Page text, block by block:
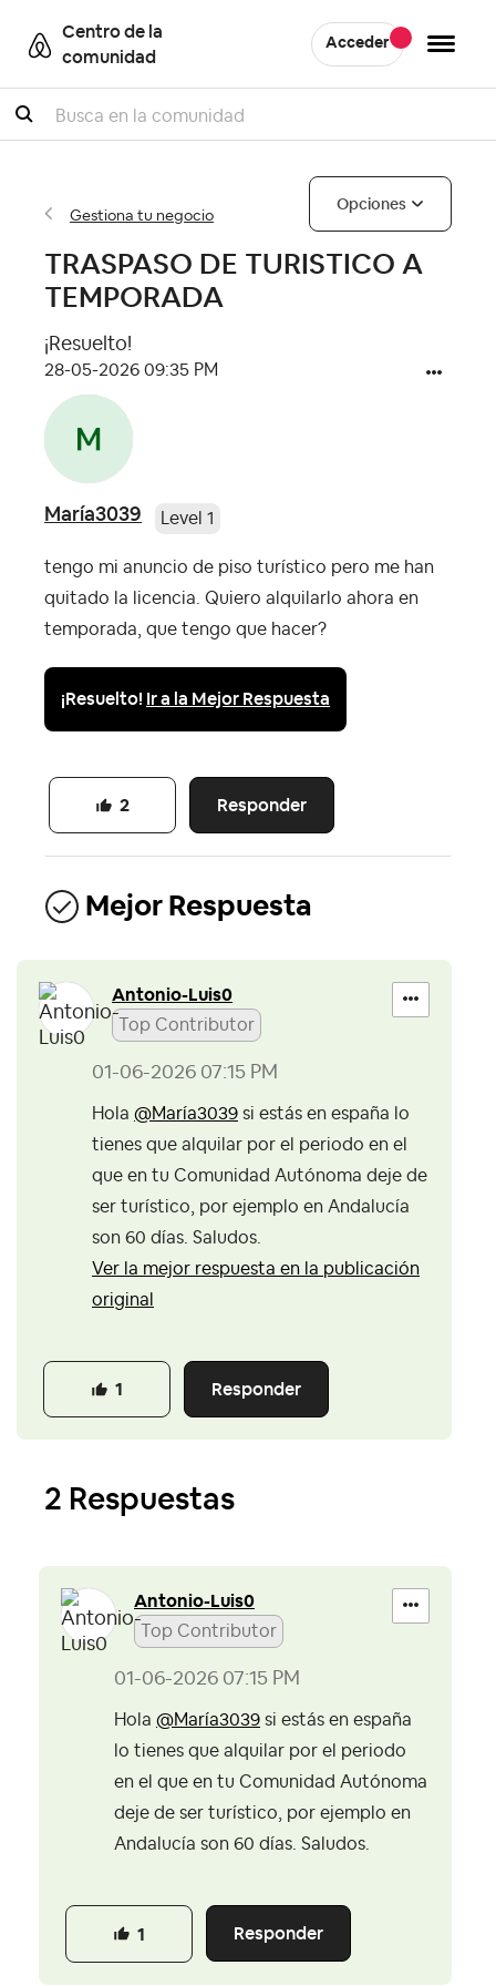
Centro de la
comunidad
Acceder
Buscar
Gestiona tu negocio
Opciones
TRASPASO DE TURISTICO A
TEMPORADA
¡Resuelto!
‎28-05-2026 09:35 PM
María3039 Level 1
tengo mi anuncio de piso turístico pero me han
quitado la licencia. Quiero alquilarlo ahora en
temporada, que tengo que hacer?
¡Resuelto! Ir a la Mejor Respuesta
Responder
2
Mejor Respuesta
Antonio-Luis0
Top Contributor
‎01-06-2026 07:15 PM
Hola @María3039 si estás en españa lo
tienes que alquilar por el periodo en el
que en tu Comunidad Autónoma deje de
ser turístico, por ejemplo en Andalucía
son 60 días. Saludos.
Ver la mejor respuesta en la publicación
original
Responder
1
2 Respuestas
Antonio-Luis0
Top Contributor
‎01-06-2026 07:15 PM
Hola @María3039 si estás en españa
lo tienes que alquilar por el periodo
en el que en tu Comunidad Autónoma
deje de ser turístico, por ejemplo en
Andalucía son 60 días. Saludos.
Responder
1